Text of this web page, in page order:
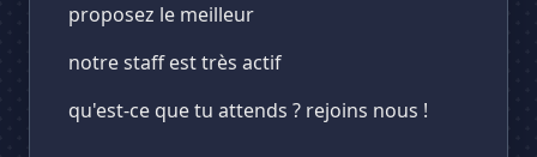
proposez le meilleur
notre staff est très actif
qu'est-ce que tu attends ? rejoins nous !